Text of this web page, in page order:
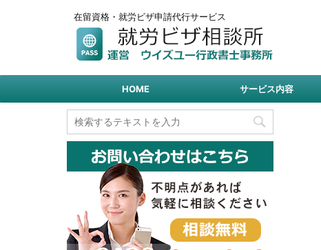
在留資格・就労ビザ申請代行サービス
HOME サービス内容